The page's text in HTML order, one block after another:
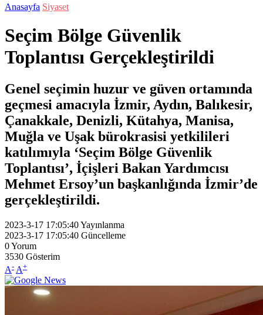
Anasayfa Siyaset
Seçim Bölge Güvenlik
Toplantısı Gerçekleştirildi
Genel seçimin huzur ve güven ortamında
geçmesi amacıyla İzmir, Aydın, Balıkesir,
Çanakkale, Denizli, Kütahya, Manisa,
Muğla ve Uşak bürokrasisi yetkilileri
katılımıyla ‘Seçim Bölge Güvenlik
Toplantısı’, İçişleri Bakan Yardımcısı
Mehmet Ersoy’un başkanlığında İzmir’de
gerçekleştirildi.
2023-3-17 17:05:40Yayınlanma
2023-3-17 17:05:40 Güncelleme
0Yorum
3530 Gösterim
A- A+